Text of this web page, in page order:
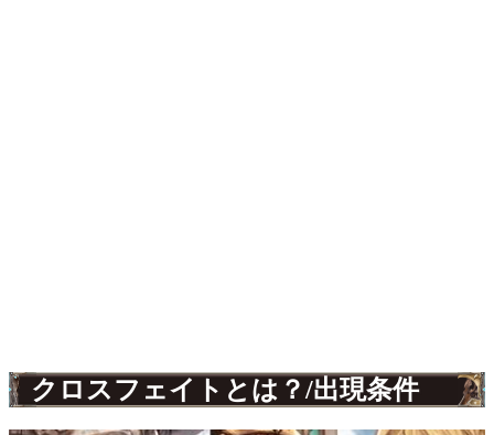
クロスフェイトとは？/出現条件